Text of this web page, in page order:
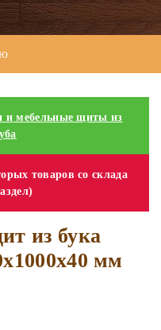
и мебельные щиты из
товаров со склада
из бука
мм